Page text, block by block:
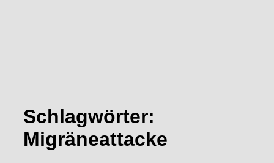
Schlagwörter:
Migräneattacke